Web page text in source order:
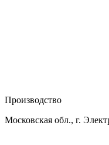
Производство
Московская обл., г.